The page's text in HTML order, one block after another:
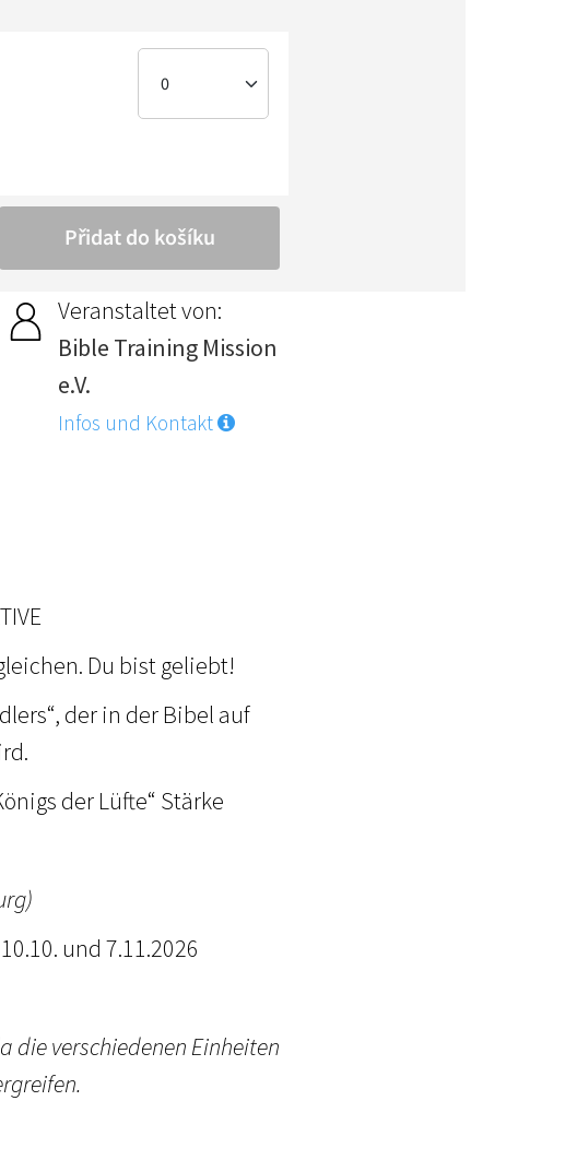
Veranstaltet von:
Bible Training Mission
e.V.
Infos und Kontakt
Du bist geliebt!
der in der Bibel auf
der Lüfte“ Stärke
10.10. und 7.11.2026
die verschiedenen Einheiten